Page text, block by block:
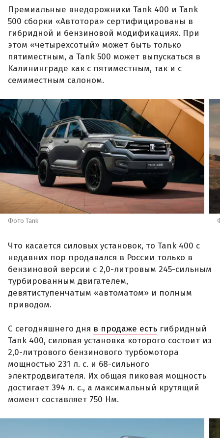
Премиальные внедорожники Tank 400 и Tank
500 сборки «Автотора» сертифицированы в
гибридной и бензиновой модификациях. При
этом «четырехсотый» может быть только
пятиместным, а Tank 500 может выпускаться в
Калининграде как с пятиместным, так и с
семиместным салоном.
Фото Tank
Что касается силовых установок, то Tank 400 с
недавних пор продавался в России только в
бензиновой версии с 2,0-литровым 245-сильным
турбированным двигателем,
девятиступенчатым «автоматом» и полным
приводом.
С сегодняшнего дня в продаже есть гибридный
Tank 400, силовая установка которого состоит из
2,0-литрового бензинового турбомотора
мощностью 231 л. с. и 68-сильного
электродвигателя. Их общая пиковая мощность
достигает 394 л. с., а максимальный крутящий
момент составляет 750 Нм.